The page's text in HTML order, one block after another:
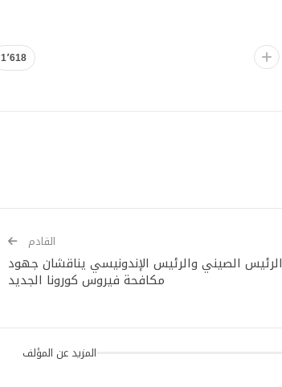
1٬618
القادم
الرئيس الصيني والرئيس الإندونيسي يناقشان جهود
مكافحة فيروس كورونا الجديد
المزيد عن المؤلف